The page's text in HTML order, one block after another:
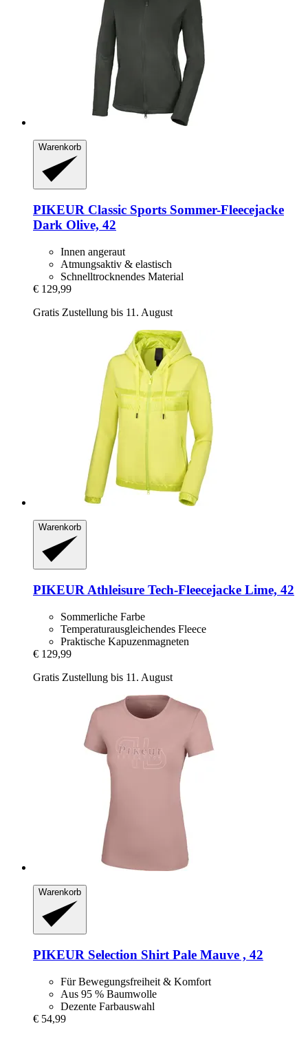
Warenkorb
PIKEUR Classic Sports Sommer-​Fleecejacke
Dark Olive, 42
Innen angeraut
Atmungsaktiv & elastisch
Schnelltrocknendes Material
€ 129,99
Gratis Zustellung bis 11. August
Warenkorb
PIKEUR Athleisure Tech-​Fleecejacke Lime, 42
Sommerliche Farbe
Temperaturausgleichendes Fleece
Praktische Kapuzenmagneten
€ 129,99
Gratis Zustellung bis 11. August
Warenkorb
PIKEUR Selection Shirt Pale Mauve , 42
Für Bewegungsfreiheit & Komfort
Aus 95 % Baumwolle
Dezente Farbauswahl
€ 54,99